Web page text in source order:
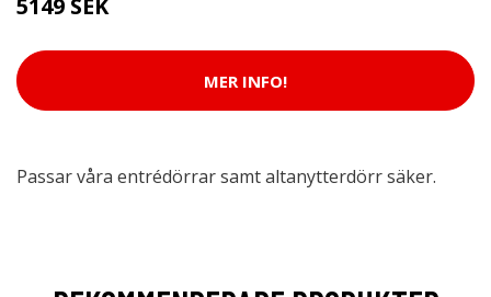
5149 SEK
MER INFO!
Passar våra entrédörrar samt altanytterdörr säker.